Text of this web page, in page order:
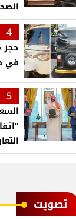
4
حجز
في
5
ﺗﺼﻮﻳﺖ